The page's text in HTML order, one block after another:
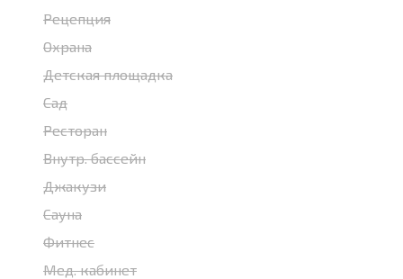
Рецепция
Охрана
Детская площадка
Сад
Ресторан
Внутр. бассейн
Джакузи
Сауна
Фитнес
Мед. кабинет